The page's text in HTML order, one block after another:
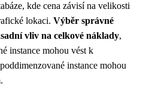
kde cena závisí na velikosti
lokaci. Výběr správné
vliv na celkové náklady,
instance mohou vést k
instance mohou